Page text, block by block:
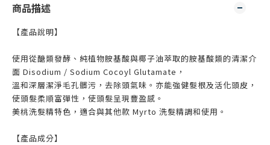
商品描述
【產品說明】
使用從醣類發酵、純植物胺基酸與椰子油萃取的胺基酸類的清潔介
面 Disodium / Sodium Cocoyl Glutamate，
溫和深層潔淨毛孔髒污，去除頭氣味。亦能強健髮根及活化頭皮，
使頭髮柔順富彈性，使頭髮呈現豐盈感。
美桃洗髮精特色，適合與其他款 Myrto 洗髮精調和使用。
【產品成分】